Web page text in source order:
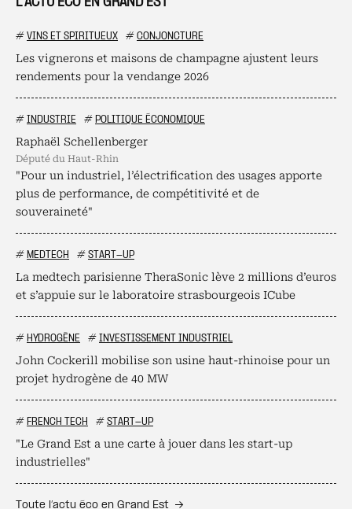
# VINS ET SPIRITUEUX # CONJONCTURE
Les vignerons et maisons de champagne ajustent leurs
rendements pour la vendange 2026
# INDUSTRIE # POLITIQUE ÉCONOMIQUE
Raphaël Schellenberger
député du Haut-Rhin
"Pour un industriel, l’électrification des usages apporte
plus de performance, de compétitivité et de
souveraineté"
# MEDTECH # START-UP
La medtech parisienne TheraSonic lève 2 millions d’euros
et s’appuie sur le laboratoire strasbourgeois ICube
# HYDROGÈNE # INVESTISSEMENT INDUSTRIEL
John Cockerill mobilise son usine haut-rhinoise pour un
projet hydrogène de 40 MW
# FRENCH TECH # START-UP
"Le Grand Est a une carte à jouer dans les start-up
industrielles"
Toute l’actu éco en Grand Est